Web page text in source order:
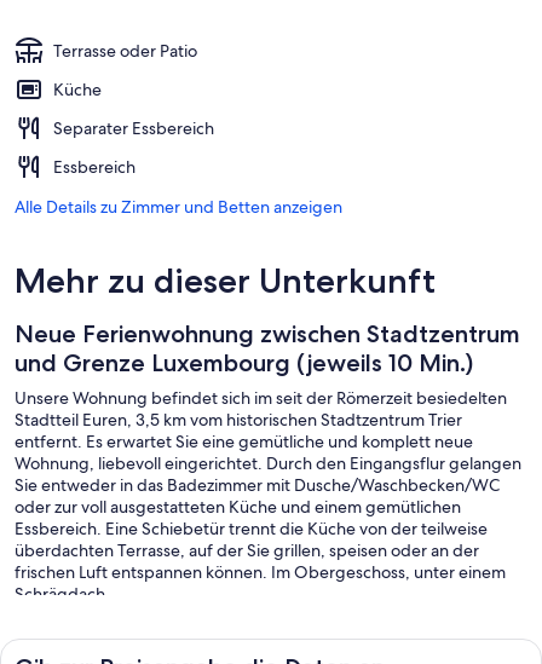
Terrasse oder Patio
Küche
Separater Essbereich
Essbereich
Alle Details zu Zimmer und Betten anzeigen
Mehr zu dieser Unterkunft
Neue Ferienwohnung zwischen Stadtzentrum
und Grenze Luxembourg (jeweils 10 Min.)
Unsere Wohnung befindet sich im seit der Römerzeit besiedelten
Stadtteil Euren, 3,5 km vom historischen Stadtzentrum Trier
entfernt. Es erwartet Sie eine gemütliche und komplett neue
Wohnung, liebevoll eingerichtet. Durch den Eingangsflur gelangen
Sie entweder in das Badezimmer mit Dusche/Waschbecken/WC
oder zur voll ausgestatteten Küche und einem gemütlichen
Essbereich. Eine Schiebetür trennt die Küche von der teilweise
überdachten Terrasse, auf der Sie grillen, speisen oder an der
frischen Luft entspannen können. Im Obergeschoss, unter einem
Schrägdach
Wohnzimmer mit einem Schlafsofa. Beide Zimmer sind durch große
Dachfenster hell ausgeleuchtet und verfügen beide über einen